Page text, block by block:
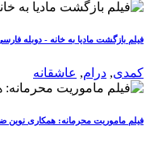
فیلم بازگشت مادیا به خانه - دوبله
کمدی, درام, عاشقانه
فیلم ماموریت محرمانه: همکاری نوین